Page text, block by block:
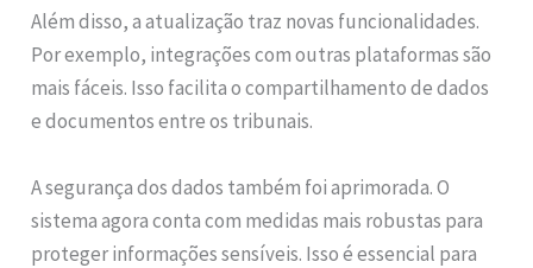
Além disso, a atualização traz novas funcionalidades.
Por exemplo, integrações com outras plataformas são
mais fáceis. Isso facilita o compartilhamento de dados
e documentos entre os tribunais.
A segurança dos dados também foi aprimorada. O
sistema agora conta com medidas mais robustas para
proteger informações sensíveis. Isso é essencial para